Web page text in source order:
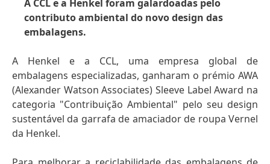
A CCL e a Henkel foram galardoadas pelo
contributo ambiental do novo design das
embalagens.
A Henkel e a CCL, uma empresa global de
embalagens especializadas, ganharam o prémio AWA
(Alexander Watson Associates) Sleeve Label Award na
categoria "Contribuição Ambiental" pelo seu design
sustentável da garrafa de amaciador de roupa Vernel
da Henkel.